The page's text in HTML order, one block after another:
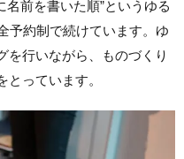
名前を書いた順”というゆる
予約制で続けています。ゆ
を行いながら、ものづくり
っています。